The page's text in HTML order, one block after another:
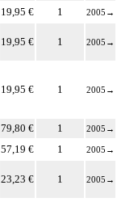
19,95 € 1 2005 →
19,95 € 1 2005 →
19,95 € 1 2005 →
79,80 € 1 2005 →
57,19 € 1 2005 →
23,23 € 1 2005 →